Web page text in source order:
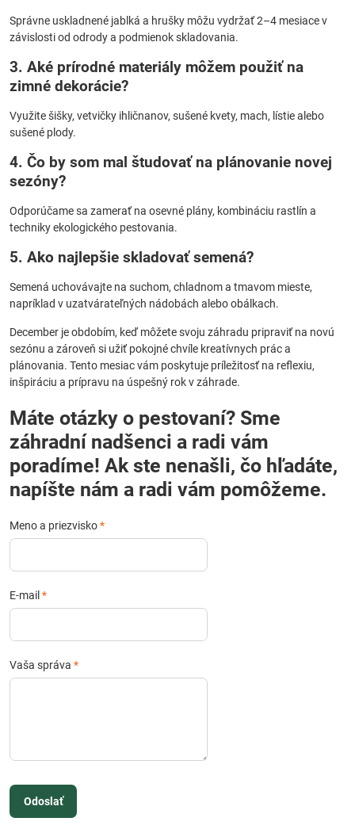
Správne uskladnené jablká a hrušky môžu vydržať 2–4 mesiace v
závislosti od odrody a podmienok skladovania.
3. Aké prírodné materiály môžem použiť na
zimné dekorácie?
Využite šišky, vetvičky ihličnanov, sušené kvety, mach, lístie alebo
sušené plody.
4. Čo by som mal študovať na plánovanie novej
sezóny?
Odporúčame sa zamerať na osevné plány, kombináciu rastlín a
techniky ekologického pestovania.
5. Ako najlepšie skladovať semená?
Semená uchovávajte na suchom, chladnom a tmavom mieste,
napríklad v uzatvárateľných nádobách alebo obálkach.
December je obdobím, keď môžete svoju záhradu pripraviť na novú
sezónu a zároveň si užiť pokojné chvíle kreatívnych prác a
plánovania. Tento mesiac vám poskytuje príležitosť na reflexiu,
inšpiráciu a prípravu na úspešný rok v záhrade.
Máte otázky o pestovaní? Sme
záhradní nadšenci a radi vám
poradíme! Ak ste nenašli, čo hľadáte,
napíšte nám a radi vám pomôžeme.
Meno a priezvisko*
E-mail *
Vaša správa *
Odoslať